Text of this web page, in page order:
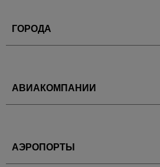
ГОРОДА
АВИАКОМПАНИИ
АЭРОПОРТЫ